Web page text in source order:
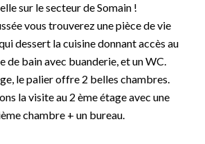
sur le secteur de Somain !
vous trouverez une pièce de vie
dessert la cuisine donnant accès au
de bain avec buanderie, et un WC.
le palier offre 2 belles chambres.
la visite au 2 ème étage avec une
chambre + un bureau.